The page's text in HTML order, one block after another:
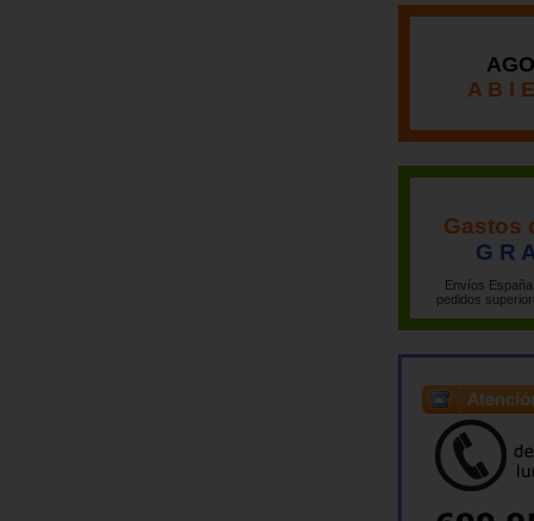
A B I
Gastos
G R
Envíos
pedidos